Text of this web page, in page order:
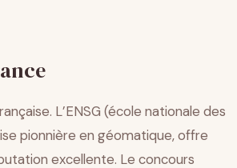
L’ENSG (école nationale des
pionnière en géomatique, offre
excellente. Le concours